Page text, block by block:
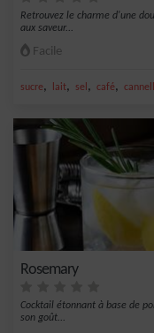
Retrouvez le charme d'une
aux saveur...
Facile
sucre, lait, sel , café,
Rosemary
Cocktail étonnant à base de
son goût...